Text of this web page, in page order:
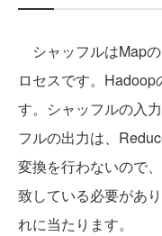
シャッフルはMap
ロセスです。Hadoop
す。シャッフルの入
フルの出力は、
変換を行わないので
致している必要があ
れに当たります。